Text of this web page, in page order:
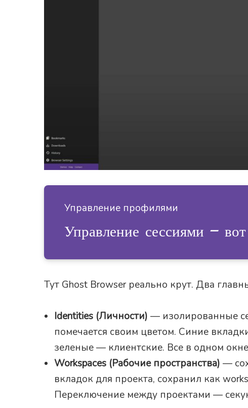
Управление профилями
Управление сессиями —
Тут Ghost Browser реально крут. Два
Identities (Личности) — изолированные
помечается своим цветом. Синие
зеленые — клиентские. Все в одном
Workspaces (Рабочие пространства) —
вкладок для проекта, сохранил как
Переключение между проектами —